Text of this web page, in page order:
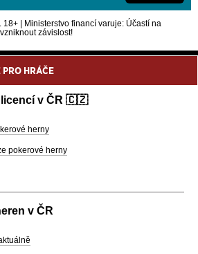
18+ | Ministerstvo financí varuje: Účastí na
závislost!
HRÁČE
licencí v ČR 🇨🇿
herny
pokerové herny
v ČR